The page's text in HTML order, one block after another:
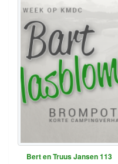
Bert en Truus Jansen 113